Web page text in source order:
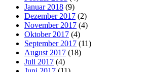
Januar 2018 (9)
Dezember 2017 (2)
November 2017 (4)
Oktober 2017 (4)
September 2017 (11)
August 2017 (18)
Juli 2017 (4)